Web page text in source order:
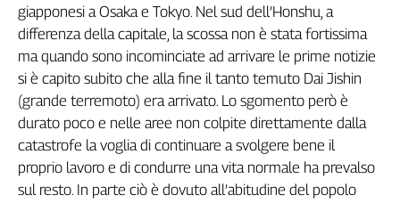
Cerca
Contatti
La
redazione
giapponesi a Osaka e Tokyo. Nel sud dell’Honshu, a
differenza della capitale, la scossa non è stata fortissima
ma quando sono incominciate ad arrivare le prime notizie
si è capito subito che alla fine il tanto temuto Dai Jishin
(grande terremoto) era arrivato. Lo sgomento però è
durato poco e nelle aree non colpite direttamente dalla
catastrofe la voglia di continuare a svolgere bene il
proprio lavoro e di condurre una vita normale ha prevalso
sul resto. In parte ciò è dovuto all’abitudine del popolo